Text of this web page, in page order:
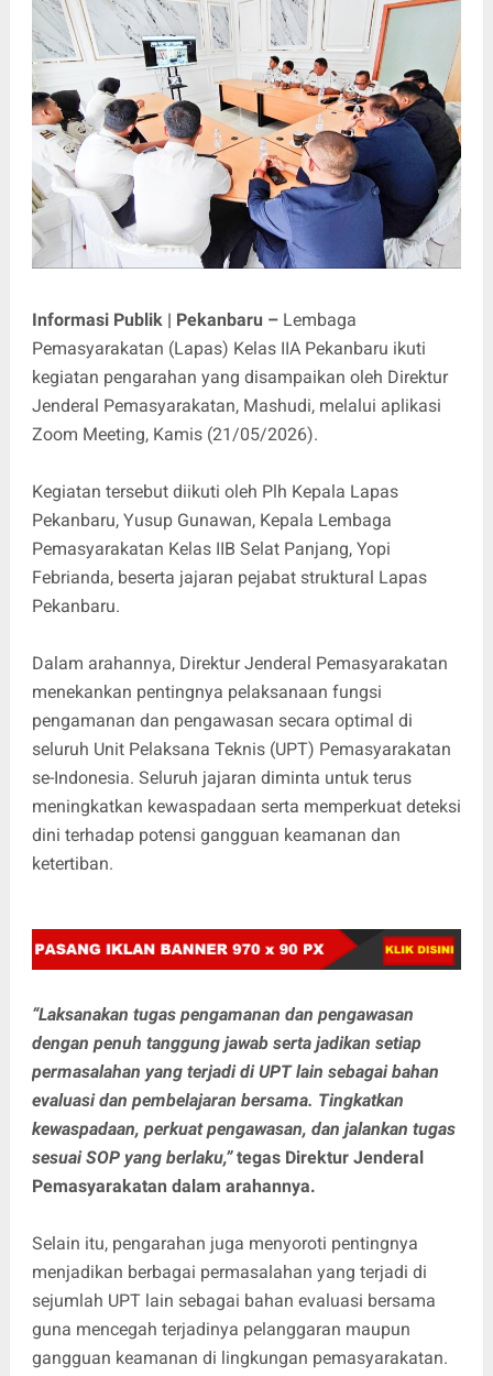
Informasi Publik | Pekanbaru – Lembaga
Pemasyarakatan (Lapas) Kelas IIA Pekanbaru ikuti
kegiatan pengarahan yang disampaikan oleh Direktur
Jenderal Pemasyarakatan, Mashudi, melalui aplikasi
Zoom Meeting, Kamis (21/05/2026).
Kegiatan tersebut diikuti oleh Plh Kepala Lapas
Pekanbaru, Yusup Gunawan, Kepala Lembaga
Pemasyarakatan Kelas IIB Selat Panjang, Yopi
Febrianda, beserta jajaran pejabat struktural Lapas
Pekanbaru.
Dalam arahannya, Direktur Jenderal Pemasyarakatan
menekankan pentingnya pelaksanaan fungsi
pengamanan dan pengawasan secara optimal di
seluruh Unit Pelaksana Teknis (UPT) Pemasyarakatan
se-Indonesia. Seluruh jajaran diminta untuk terus
meningkatkan kewaspadaan serta memperkuat deteksi
dini terhadap potensi gangguan keamanan dan
ketertiban.
“Laksanakan tugas pengamanan dan pengawasan
dengan penuh tanggung jawab serta jadikan setiap
permasalahan yang terjadi di UPT lain sebagai bahan
evaluasi dan pembelajaran bersama. Tingkatkan
kewaspadaan, perkuat pengawasan, dan jalankan tugas
sesuai SOP yang berlaku,”tegas Direktur Jenderal
Pemasyarakatan dalam arahannya.
Selain itu, pengarahan juga menyoroti pentingnya
menjadikan berbagai permasalahan yang terjadi di
sejumlah UPT lain sebagai bahan evaluasi bersama
guna mencegah terjadinya pelanggaran maupun
gangguan keamanan di lingkungan pemasyarakatan.